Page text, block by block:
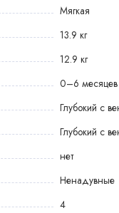
Мягкая
13.9 кг
12.9 кг
0–6 месяцев
Глубокий с
Глубокий с
нет
Ненадувные
4